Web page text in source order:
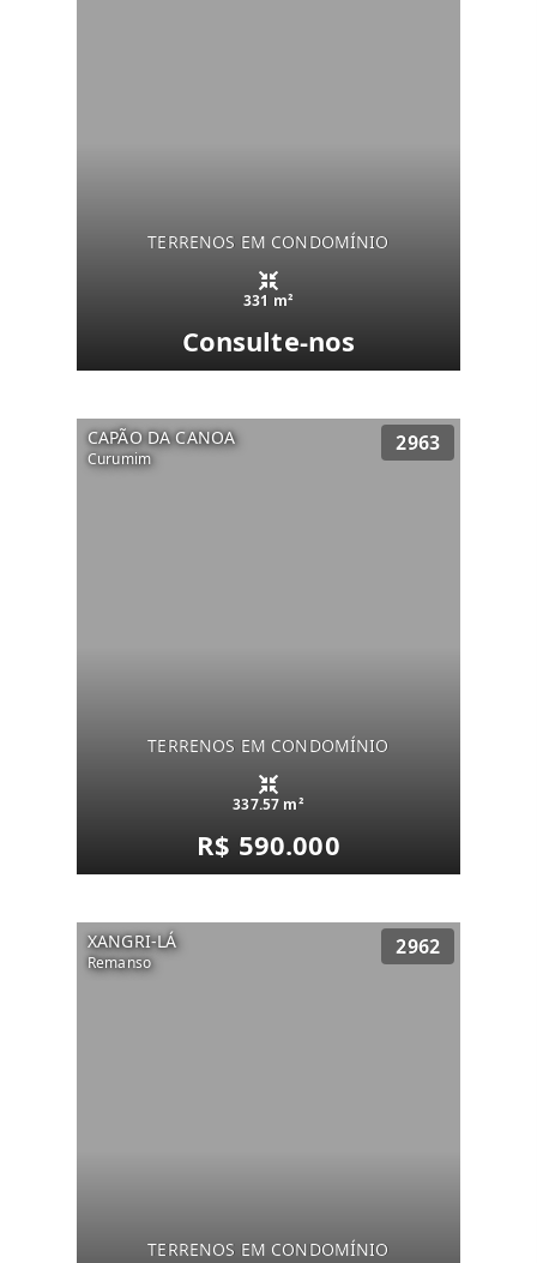
TERRENOS EM CONDOMÍNIO
331 m²
Consulte-nos
CAPÃO DA CANOA
Curumim
2963
TERRENOS EM CONDOMÍNIO
337.57 m²
R$ 590.000
XANGRI-LÁ
Remanso
2962
TERRENOS EM CONDOMÍNIO